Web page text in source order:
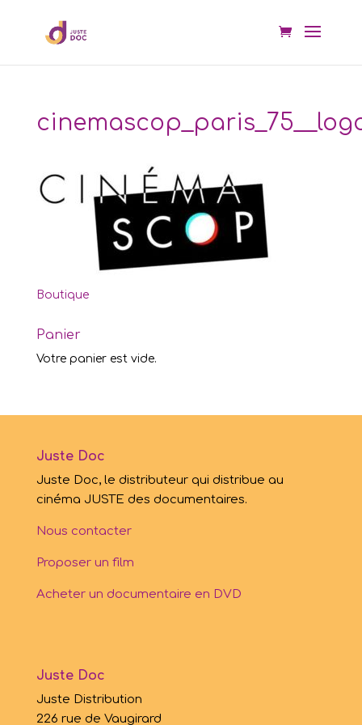
Boutique
Panier
Votre panier est vide.
Juste Doc
Juste Doc, le distributeur qui distribue au
cinéma JUSTE des documentaires.
Nous contacter
Proposer un film
Acheter un documentaire en DVD
Juste Doc
Juste Distribution
226 rue de Vaugirard